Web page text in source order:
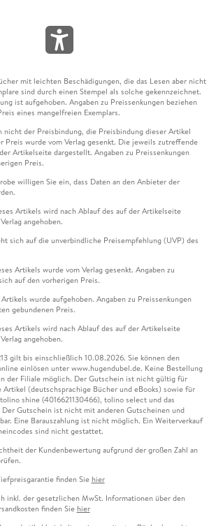
mit leichten Beschädigungen, die das Lesen aber nicht
sind durch einen Stempel als solche gekennzeichnet.
ist aufgehoben. Angaben zu Preissenkungen beziehen
eines mangelfreien Exemplars.
nicht der Preisbindung, die Preisbindung dieser Artikel
Preis wurde vom Verlag gesenkt. Die jeweils zutreffende
Artikelseite dargestellt. Angaben zu Preissenkungen
Preis.
willigen Sie ein, dass Daten an den Anbieter der
Artikels wird nach Ablauf des auf der Artikelseite
angehoben.
sich auf die unverbindliche Preisempfehlung (UVP) des
Artikels wurde vom Verlag gesenkt. Angaben zu
auf den vorherigen Preis.
wurde aufgehoben. Angaben zu Preissenkungen
gebundenen Preis.
Artikels wird nach Ablauf des auf der Artikelseite
angehoben.
gilt bis einschließlich 10.08.2026. Sie können den
einlösen unter www.hugendubel.de. Keine Bestellung
der Filiale möglich. Der Gutschein ist nicht gültig für
(deutschsprachige Bücher und eBooks) sowie für
shine (4016621130466), tolino select und das
Gutschein ist nicht mit anderen Gutscheinen und
Eine Barauszahlung ist nicht möglich. Ein Weiterverkauf
sind nicht gestattet.
der Kundenbewertung aufgrund der großen Zahl an
finden Sie hier
inkl. der gesetzlichen MwSt. Informationen über den
finden Sie hier